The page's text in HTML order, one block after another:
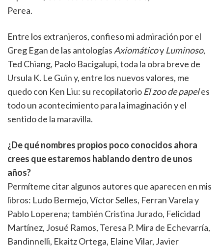
Perea.
Entre los extranjeros, confieso mi admiración por el
Greg Egan de las antologías Axiomáticoy Luminoso,
Ted Chiang, Paolo Bacigalupi, toda la obra breve de
Ursula K. Le Guin y, entre los nuevos valores, me
quedo con Ken Liu: su recopilatorio El zoo de papeles
todo un acontecimiento para la imaginación y el
sentido de la maravilla.
¿De qué nombres propios poco conocidos ahora
crees que estaremos hablando dentro de unos
años?
Permíteme citar algunos autores que aparecen en mis
libros: Ludo Bermejo, Víctor Selles, Ferran Varela y
Pablo Loperena; también Cristina Jurado, Felicidad
Martínez, Josué Ramos, Teresa P. Mira de Echevarría,
Bandinnelli, Ekaitz Ortega, Elaine Vilar, Javier